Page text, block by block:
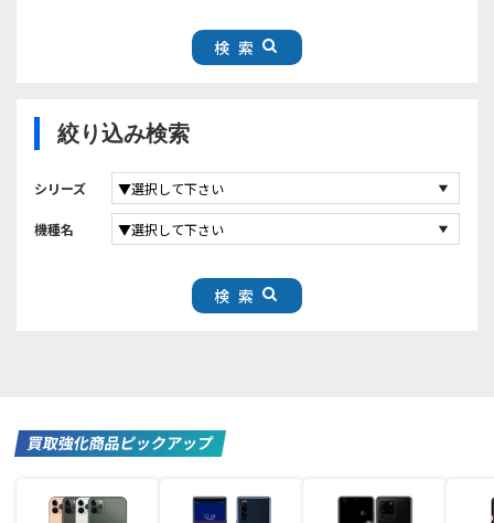
検索
絞り込み検索
シリーズ
機種名
検索
買取強化商品ピックアップ